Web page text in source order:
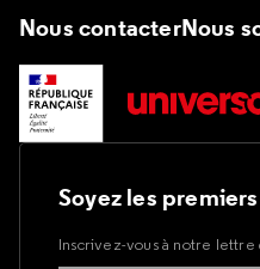
Nous contacterNous
Soyez les
Inscrivez-vous à notre lettre